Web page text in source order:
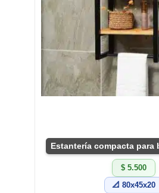
$ 5.500
📐 80x45x20